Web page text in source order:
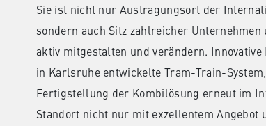
Sie ist nicht nur Austragungsort der
sondern auch Sitz zahlreicher
aktiv mitgestalten und verändern.
in Karlsruhe entwickelte Tram-Train-
Fertigstellung der Kombilösung erneut im
Standort nicht nur mit exzellentem Angebot